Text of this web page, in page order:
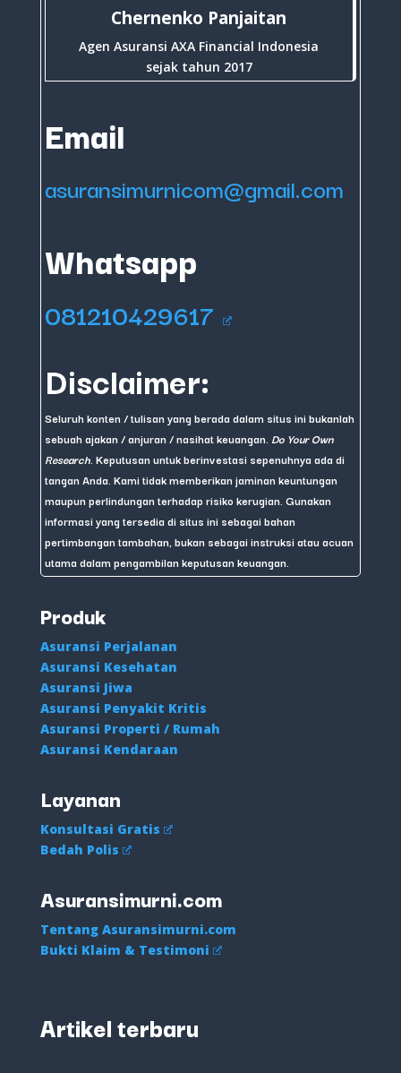
Chernenko Panjaitan
Agen Asuransi AXA Financial Indonesia
sejak tahun 2017
Email
asuransimurnicom@gmail.com
Whatsapp
081210429617
Disclaimer:
Seluruh konten / tulisan yang berada dalam situs ini bukanlah
sebuah ajakan / anjuran / nasihat keuangan. Do Your Own
Research . Keputusan untuk berinvestasi sepenuhnya ada di
tangan Anda. Kami tidak memberikan jaminan keuntungan
maupun perlindungan terhadap risiko kerugian. Gunakan
informasi yang tersedia di situs ini sebagai bahan
pertimbangan tambahan, bukan sebagai instruksi atau acuan
utama dalam pengambilan keputusan keuangan.
Produk
Asuransi Perjalanan
Asuransi Kesehatan
Asuransi Jiwa
Asuransi Penyakit Kritis
Asuransi Properti / Rumah
Asuransi Kendaraan
Layanan
Konsultasi Gratis
Bedah Polis
Asuransimurni.com
Tentang Asuransimurni.com
Bukti Klaim & Testimoni
Artikel terbaru